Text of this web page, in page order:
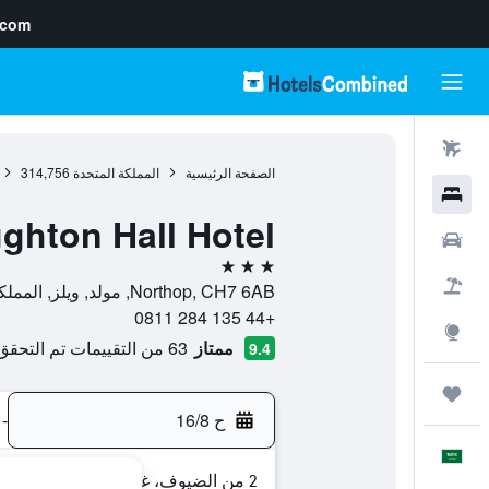
الصفحة الرئيسية المملكة المتحدة 314,756
Hall Hotel
3 نجوم
Northop, CH7 6AB, مولد, ويلز, المملكة المتحدة
+44 135 284 0811
9.4 ممتاز 63 من التقييمات تم التحقق منها
ح 16/8 -
2 من الضيوف، غرفة واحدة